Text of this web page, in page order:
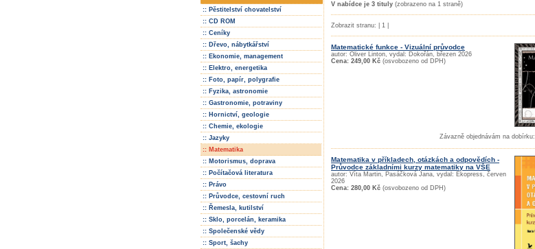
:: Pěstitelství chovatelství
:: CD ROM
:: Ceníky
:: Dřevo, nábytkářství
:: Ekonomie, management
:: Elektro, energetika
:: Foto, papír, polygrafie
:: Fyzika, astronomie
:: Gastronomie, potraviny
:: Hornictví, geologie
:: Chemie, ekologie
:: Jazyky
:: Matematika
:: Motorismus, doprava
:: Počítačová literatura
:: Právo
:: Průvodce, cestovní ruch
:: Řemesla, kutilství
:: Sklo, porcelán, keramika
:: Společenské vědy
:: Sport, šachy
V nabídce je 3 tituly (zobrazeno na 1 straně)
Zobrazit stranu: | 1 |
Matematické funkce - Vizuální průvodce
autor: Oliver Linton, vydal: Dokořán, březen 2026
Cena: 249,00 Kč (osvobozeno od DPH)
Závazně objednávám na dobírku:
Matematika v příkladech, otázkách a odpovědích -
Průvodce základními kurzy matematiky na VŠE
autor: Víta Martin, Pasáčková Jana, vydal: Ekopress, červen
2026
Cena: 280,00 Kč (osvobozeno od DPH)